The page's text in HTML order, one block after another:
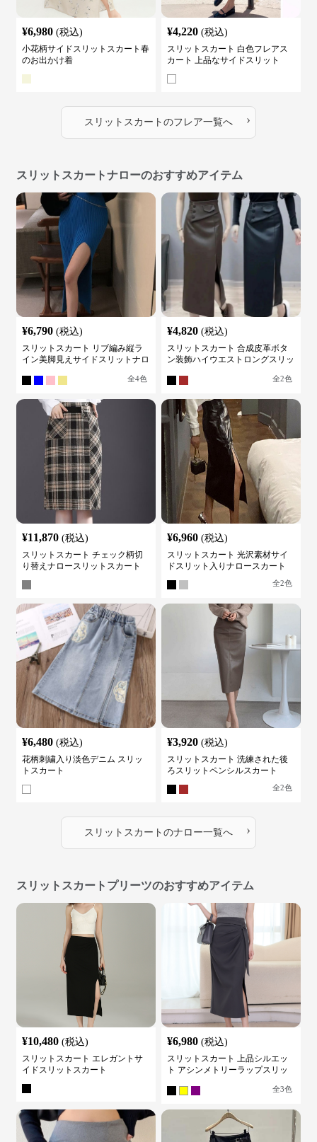
¥6,980 (税込)
小花柄サイドスリットスカート春
のお出かけ着
¥4,220 (税込)
スリットスカート 白色フレアス
カート 上品なサイドスリット
スリットスカート のフレア一覧へ ›
スリットスカートナローのおすすめアイテム
¥6,790 (税込)
スリットスカート リブ編み縦ラ
イン美脚見えサイドスリットナロ
全4色
¥4,820 (税込)
スリットスカート 合成皮革ボタ
ン装飾ハイウエストロングスリッ
全2色
¥11,870 (税込)
スリットスカート チェック柄切
り替えナロースリットスカート
¥6,960 (税込)
スリットスカート 光沢素材サイ
ドスリット入りナロースカート
全2色
¥6,480 (税込)
花柄刺繍入り淡色デニム スリッ
トスカート
¥3,920 (税込)
スリットスカート 洗練された後
ろスリットペンシルスカート
全2色
スリットスカート のナロー一覧へ ›
スリットスカートプリーツのおすすめアイテム
¥10,480 (税込)
スリットスカート エレガントサ
イドスリットスカート
¥6,980 (税込)
スリットスカート 上品シルエッ
ト アシンメトリーラップスリッ
全3色